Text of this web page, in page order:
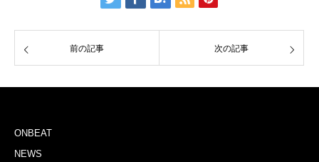
前の記事 次の記事
ONBEAT
NEWS